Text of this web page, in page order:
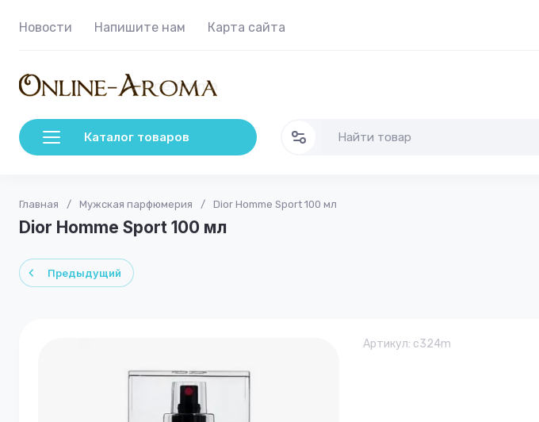
Новости Напишите нам Карта сайта
Каталог товаров
Главная / Мужская парфюмерия / Dior Homme Sport 100 мл
Dior Homme Sport 100 мл
Предыдущий
Артикул: c324m